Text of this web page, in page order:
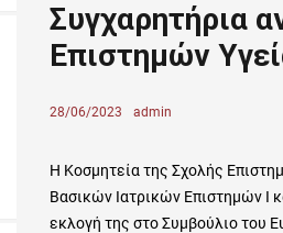
Συγχαρητήρια
Επιστημών
Posted
28/06/2023 Author
admin
Η Κοσμητεία της Σχολής
Βασικών Ιατρικών Επιστημών Ι
εκλογή της στο Συμβούλιο του